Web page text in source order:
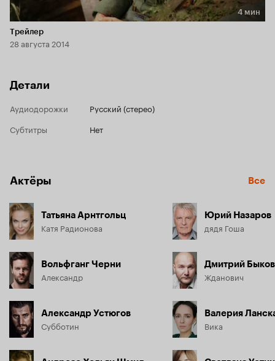
Длительность 4 мин
4 мин
Трейлер
28 августа 2014
Детали
Аудиодорожки
Русский (стерео)
Субтитры
Нет
Актёры Все
Татьяна Арнтгольц
Катя Радионова
Вольфганг Черни
Александр
Александр Устюгов
Субботин
Юрий Назаров
дядя Гоша
Жданович
Валерия
Вика